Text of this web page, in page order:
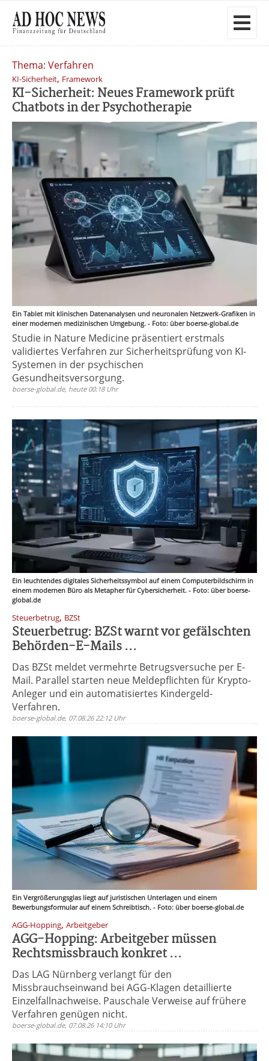
Thema: Verfahren
KI-Sicherheit, Framework
KI-Sicherheit: Neues Framework prüft
Chatbots in der Psychotherapie
Ein Tablet mit klinischen Datenanalysen und neuronalen Netzwerk-Grafiken in
einer modernen medizinischen Umgebung. - Foto: über boerse-global.de
Studie in Nature Medicine präsentiert erstmals
validiertes Verfahren zur Sicherheitsprüfung von KI-
Systemen in der psychischen
Gesundheitsversorgung.
boerse-global.de, heute 00:18 Uhr
Ein leuchtendes digitales Sicherheitssymbol auf einem Computerbildschirm in
einem modernen Büro als Metapher für Cybersicherheit. - Foto: über boerse-
global.de
Steuerbetrug, BZSt
Steuerbetrug: BZSt warnt vor gefälschten
Behörden-E-Mails ...
Das BZSt meldet vermehrte Betrugsversuche per E-
Mail. Parallel starten neue Meldepflichten für Krypto-
Anleger und ein automatisiertes Kindergeld-
Verfahren.
boerse-global.de, 07.08.26 22:12 Uhr
Ein Vergrößerungsglas liegt auf juristischen Unterlagen und einem
Bewerbungsformular auf einem Schreibtisch. - Foto: über boerse-global.de
AGG-Hopping, Arbeitgeber
AGG-Hopping: Arbeitgeber müssen
Rechtsmissbrauch konkret ...
Das LAG Nürnberg verlangt für den
Missbrauchseinwand bei AGG-Klagen detaillierte
Einzelfallnachweise. Pauschale Verweise auf frühere
Verfahren genügen nicht.
boerse-global.de, 07.08.26 14:10 Uhr